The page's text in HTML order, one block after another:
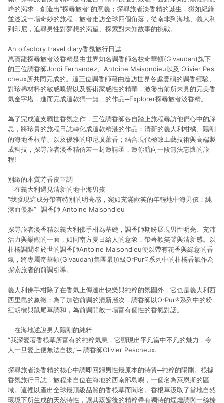
峰的渴求，創造出”探尋旅者”的意義；探尋旅者淡香精的誕生，猶如紀錄
並述說一場奇妙的旅程，旅者走訪全球四個角落，從南非到海地、義大利
到印尼，追尋男性對夢想的渴望、探索對未知故事的挑戰。
An olfactory travel diary香氛旅行日誌
萬寶龍探尋旅者淡香精是由世界知名調香師名校奇華頓(Givaudan)旗下
的三位調香師Jordi Fernandez、Antoine Maisondieu以及 Olivier Pes
cheux所共同完成的。這三位調香師藉由造訪世界各處豐碩的調香經驗、
對珍稀材料的敏感嗅覺以及藝術家感性的精華，激盪出前所未見的完美香
氣金字塔，進而完成這款獨一無二的作品─Explorer探尋旅者淡香精。
為了完成這支曠世香氛之作，三位調香師各自踏上旅程尋訪他們心中的謬
思，將珍貴的旅程日誌轉化成這款精湛的作品：清新的義大利柑橘、陽剛
的海地香根草、以及優雅的印尼廣藿香；結合現代極致工藝技術與高端製
成科技，探尋旅者淡香精仿若一封邀請函，邀你航向一段無法忘懷的旅
程!
別緻的木質芳香皮革調
在義大利遇見清新的地中海男孩
“我發現這成分帶有特別的明亮感，宛如充滿歡笑的年輕地中海男孩：純
潔而優雅”─調香師 Antoine Maisondieu
探尋旅者淡香精以義大利佛手柑為基礎，調香師期盼展現男性明亮、充沛
活力與樂觀的一面，如同南方夏日給人的意象，帶著歡笑聲與清新感。以
柑橘調聞名於世的調香師Antoine Maisondieu便以帶有花香與綠意的香
氣，將專屬奇華頓(Givaudan)集團最頂級OrPur®系列中的柑橘香氣作為
探索旅者的前調引導。
義大利佛手柑除了在香氣上傳達出快樂與純粹的氛圍外，它也是義大利西
西里島的象徵；為了加強前調的清新層次，調香師以OrPur®系列中的粉
紅胡椒與鼠尾草調和，為前調開啟一場富有個性的香氣對話。
在海地述說男人陽剛的純粹
“我深愛著香根草所富有的純粹氣息，它顯現出平凡當中不凡的魅力，令
人一旦愛上便無法自拔,”─調香師Olivier Pescheux.
探尋旅者淡香精的核心中調即回歸男性最原本的特質─純粹的陽剛。根據
香氛旅行日誌，旅程來自位在海地的西南部島嶼，一個名為萊恩斯的區
域。這裡以產出全球最頂級品質的香根草而聞名。香根草汲取了當地自然
環境下所生成的天然特性，讓其蒸餾後的精粹帶有獨特的煙燻調與一絲榛